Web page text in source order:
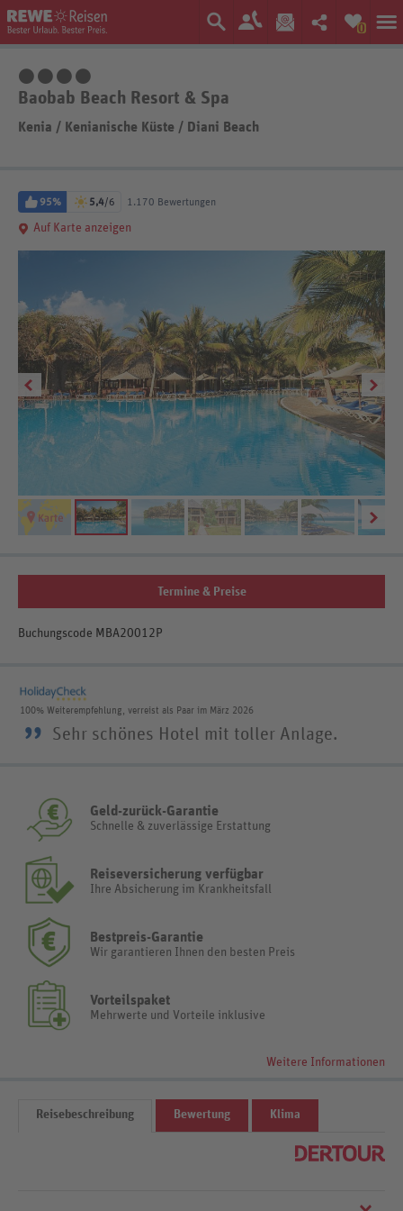
0
Baobab Beach Resort & Spa
Kenia / Kenianische Küste / Diani Beach
95% 5,4/6 1.170 Bewertungen
Auf Karte anzeigen
Termine & Preise
Buchungscode MBA20012P
100% Weiterempfehlung, verreist als Paar im März 2026
” Sehr schönes Hotel mit toller Anlage.
Geld-zurück-Garantie
Schnelle & zuverlässige Erstattung
Reiseversicherung verfügbar
Ihre Absicherung im Krankheitsfall
Bestpreis-Garantie
Wir garantieren Ihnen den besten Preis
Vorteilspaket
Mehrwerte und Vorteile inklusive
Weitere Informationen
Reisebeschreibung Bewertung Klima